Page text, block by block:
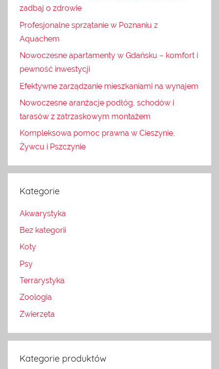
zadbaj o zdrowie
Profesjonalne sprzątanie w Poznaniu z
Aquachem
Nowoczesne apartamenty w Gdańsku – komfort i
pewność inwestycji
Efektywne zarządzanie mieszkaniami na wynajem
Nowoczesne aranżacje podłóg, schodów i
tarasów z zatrzaskowym montażem
Kompleksowa pomoc prawna w Cieszynie,
Żywcu i Pszczynie
Kategorie
Akwarystyka
Bez kategorii
Koty
Psy
Terrarystyka
Zoologia
Zwierzęta
Kategorie produktów